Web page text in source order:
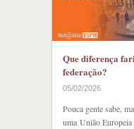
Que diferença
federação?
05/02/2026
Pouca gente sabe,
uma União Europeia